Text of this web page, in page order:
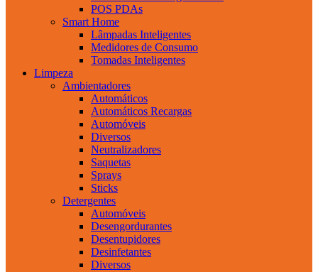
POS PDAs
Smart Home
Lâmpadas Inteligentes
Medidores de Consumo
Tomadas Inteligentes
Limpeza
Ambientadores
Automáticos
Automáticos Recargas
Automóveis
Diversos
Neutralizadores
Saquetas
Sprays
Sticks
Detergentes
Automóveis
Desengordurantes
Desentupidores
Desinfetantes
Diversos